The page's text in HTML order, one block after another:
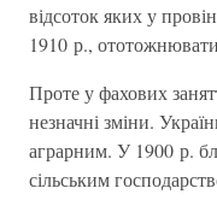
відсоток яких у
1910 р.,
Проте у фахових
незначні зміни.
аграрним. У 1900 р.
сільським